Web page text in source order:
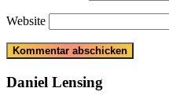
Website
Daniel Lensing